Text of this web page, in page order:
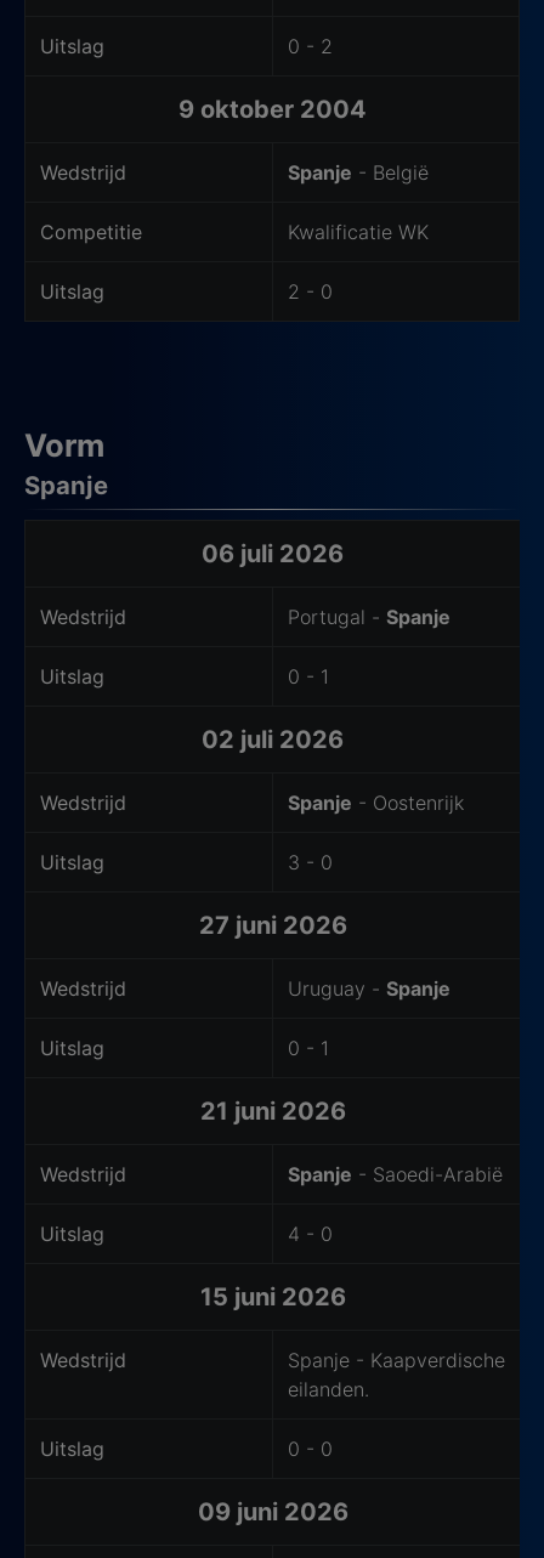
Uitslag 0 - 2
9 oktober 2004
Wedstrijd Spanje - België
Competitie Kwalificatie WK
Uitslag 2 - 0
Vorm
Spanje
06 juli 2026
Wedstrijd Portugal - Spanje
Uitslag 0 - 1
02 juli 2026
Wedstrijd Spanje - Oostenrijk
Uitslag 3 - 0
27 juni 2026
Wedstrijd Uruguay - Spanje
Uitslag 0 - 1
21 juni 2026
Wedstrijd Spanje - Saoedi-Arabië
Uitslag 4 - 0
15 juni 2026
Wedstrijd
Spanje - Kaapverdische
eilanden.
Uitslag 0 - 0
09 juni 2026